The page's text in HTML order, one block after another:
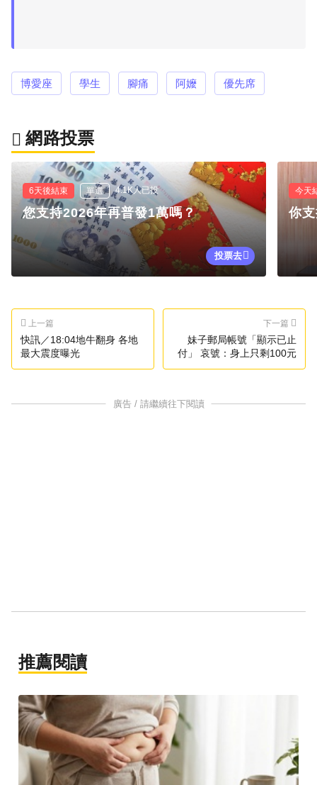
博愛座 學生 腳痛 阿嬤 優先席
網路投票
6天後結束 單選 4.1K人已投
您支持2026年再普發1萬嗎？
投票去
今天
你
上一篇
快訊／18:04地牛翻身 各地
最大震度曝光
下一篇
妹子郵局帳號「顯示已止
付」 哀號：身上只剩100元
廣告 / 請繼續往下閱讀
推薦閱讀